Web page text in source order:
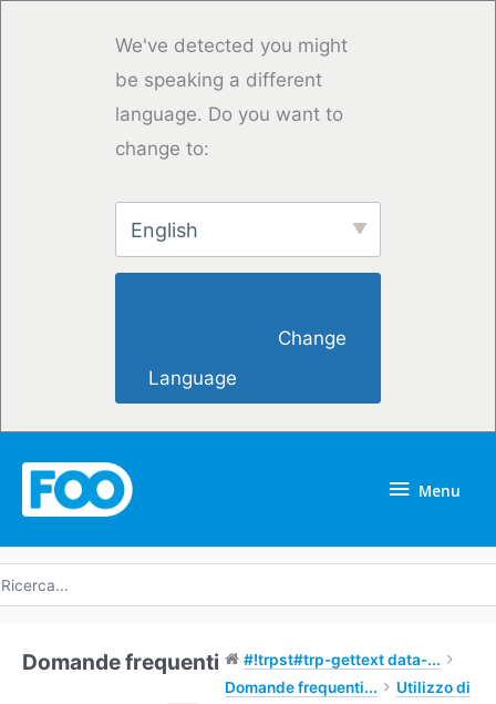
We've detected you might
be speaking a different
language. Do you want to
change to:
English
Language
Menu
Domande frequenti
#!trpst#trp-gettext data-...
Domande frequenti...
Utilizzo di